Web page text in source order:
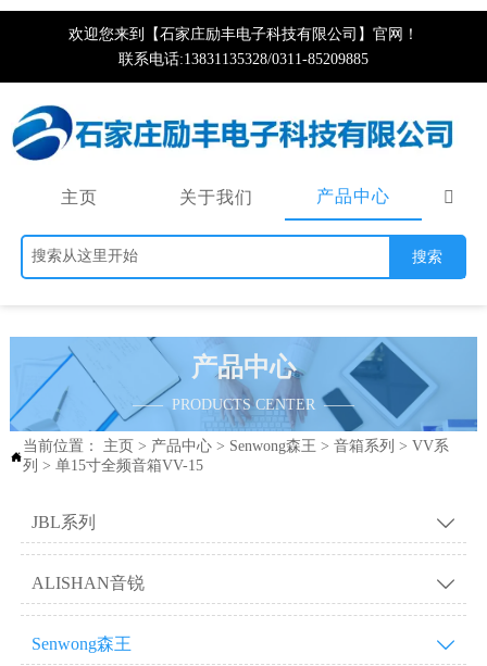
欢迎您来到【石家庄励丰电子科技有限公司】官网！
联系电话:13831135328/0311-85209885
主页 关于我们 产品中心
搜索
产品中心
—— PRODUCTS CENTER ——

当前位置： 主页 > 产品中心> Senwong森王 > 音箱系列 > VV系
列 > 单15寸全频音箱VV-15
JBL系列 
ALISHAN音锐 
Senwong森王 